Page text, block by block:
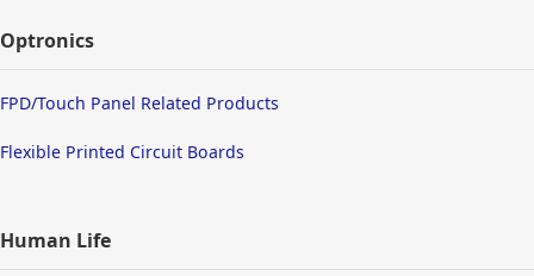
Optronics
FPD/Touch Panel Related Products
Flexible Printed Circuit Boards
Human Life